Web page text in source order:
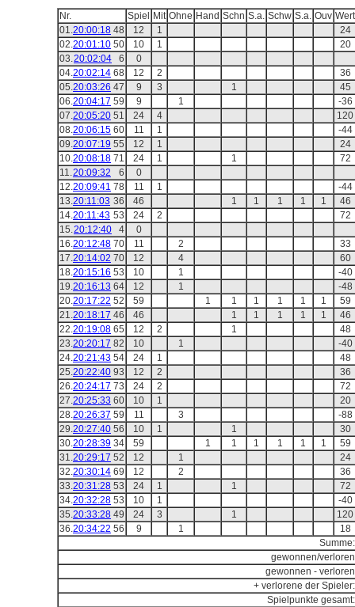
Nr. Spiel Mit Ohne Hand Schn S.a. Schw S.a. Ouv Wert
01.20:00:18 48 12 1
24
02.20:01:10 50 10 1
20
03.20:02:04 6
0
04.20:02:14 68 12 2
36
05.20:03:26 47 9 3 1
45
06.20:04:17 59 9 1
-36
07.20:05:20 51 24 4
120
08.20:06:15 60 11 1
-44
09.20:07:19 55 12 1
24
10.20:08:18 71 24 1 1
72
11.20:09:32 6
0
12.20:09:41 78 11 1
-44
13.20:11:03 36 46 1 1 1 1 1
46
14.20:11:43 53 24 2
72
15.20:12:40 4
0
16.20:12:48 70 11 2
33
17.20:14:02 70 12 4
60
18.20:15:16 53 10 1
-40
19.20:16:13 64 12 1
-48
20.20:17:22 52 59 1 1 1 1 1 1
59
21.20:18:17 46 46 1 1 1 1 1
46
22.20:19:08 65 12 2 1
48
23.20:20:17 82 10 1
-40
24.20:21:43 54 24 1
48
25.20:22:40 93 12 2
36
26.20:24:17 73 24 2
72
27.20:25:33 60 10 1
20
28.20:26:37 59 11 3
-88
29.20:27:40 56 10 1 1
30
30.20:28:39 34 59 1 1 1 1 1 1
59
31.20:29:17 52 12 1
24
32.20:30:14 69 12 2
36
33.20:31:28 53 24 1 1
72
34.20:32:28 53 10 1
-40
35.20:33:28 49 24 3 1
120
36.20:34:22 56 9 1
18
Summe:
gewonnen/verloren
gewonnen - verloren
+ verlorene der Spieler:
Spielpunkte gesamt: